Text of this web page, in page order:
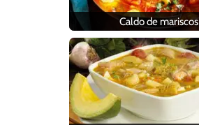
Caldo de mariscos